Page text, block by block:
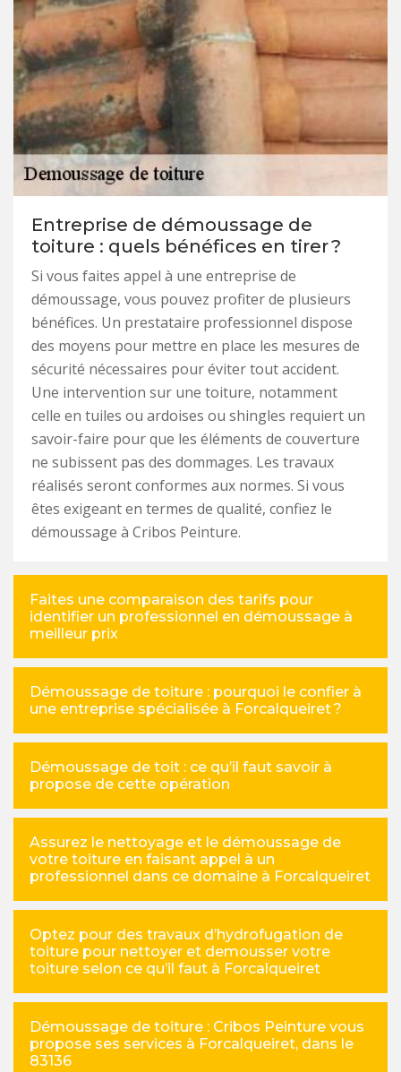
Entreprise de démoussage de
toiture : quels bénéfices en tirer ?
Si vous faites appel à une entreprise de
démoussage, vous pouvez profiter de plusieurs
bénéfices. Un prestataire professionnel dispose
des moyens pour mettre en place les mesures de
sécurité nécessaires pour éviter tout accident.
Une intervention sur une toiture, notamment
celle en tuiles ou ardoises ou shingles requiert un
savoir-faire pour que les éléments de couverture
ne subissent pas des dommages. Les travaux
réalisés seront conformes aux normes. Si vous
êtes exigeant en termes de qualité, confiez le
démoussage à Cribos Peinture.
Faites une comparaison des tarifs pour
identifier un professionnel en démoussage à
meilleur prix
Démoussage de toiture : pourquoi le confier à
une entreprise spécialisée à Forcalqueiret ?
Démoussage de toit : ce qu’il faut savoir à
propose de cette opération
Assurez le nettoyage et le démoussage de
votre toiture en faisant appel à un
professionnel dans ce domaine à Forcalqueiret
Optez pour des travaux d’hydrofugation de
toiture pour nettoyer et demousser votre
toiture selon ce qu’il faut à Forcalqueiret
Démoussage de toiture : Cribos Peinture vous
propose ses services à Forcalqueiret, dans le
83136